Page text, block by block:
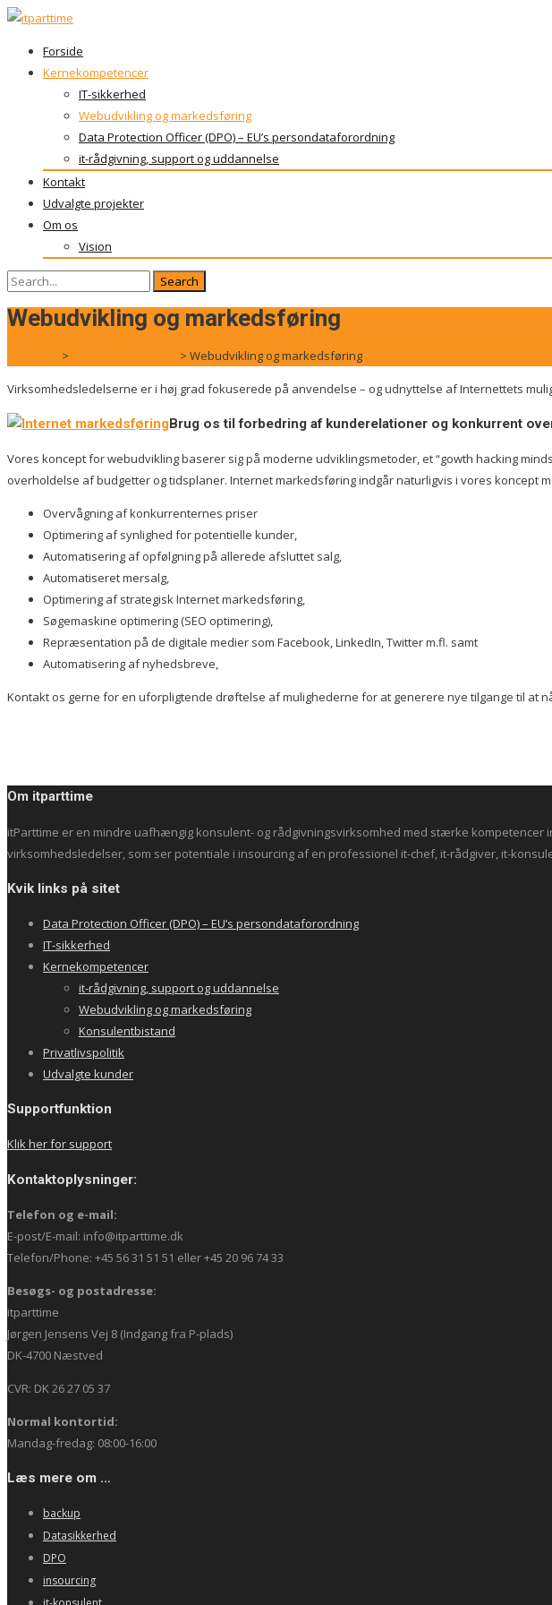
Skip
Forside
Kernekompetencer
IT-sikkerhed
Webudvikling og markedsføring
Data Protection Officer (DPO) – EU’s persondataforordning
it-rådgivning, support og uddannelse
Kontakt
Udvalgte projekter
Om os
Vision
Search
Webudvikling og markedsføring
> > Webudvikling og markedsføring
Virksomhedsledelserne er i høj grad fokuserede på anvendelse – og udnyttelse af Internettets
Brug os til forbedring af kunderelationer og konkurrent
Vores koncept for webudvikling baserer sig på moderne udviklingsmetoder, et “gowth hacking
overholdelse af budgetter og tidsplaner. Internet markedsføring indgår naturligvis i vores koncept
Overvågning af konkurrenternes priser
Optimering af synlighed for potentielle kunder,
Automatisering af opfølgning på allerede afsluttet salg,
Automatiseret mersalg,
Optimering af strategisk Internet markedsføring,
Søgemaskine optimering (SEO optimering),
Repræsentation på de digitale medier som Facebook, LinkedIn, Twitter m.fl. samt
Automatisering af nyhedsbreve,
Kontakt os gerne for en uforpligtende drøftelse af mulighederne for at generere nye tilgange til at
Om itparttime
itParttime er en mindre uafhængig konsulent- og rådgivningsvirksomhed med stærke
virksomhedsledelser, som ser potentiale i insourcing af en professionel it-chef, it-rådgiver, it-
Kvik links på sitet
Data Protection Officer (DPO) – EU’s persondataforordning
IT-sikkerhed
Kernekompetencer
it-rådgivning, support og uddannelse
Webudvikling og markedsføring
Konsulentbistand
Privatlivspolitik
Udvalgte kunder
Supportfunktion
Klik her for support
Kontaktoplysninger:
Telefon og e-mail:
E-post/E-mail: info@itparttime.dk
Telefon/Phone: +45 56 31 51 51 eller +45 20 96 74 33
Besøgs- og postadresse:
itparttime
Jørgen Jensens Vej 8 (Indgang fra P-plads)
DK-4700 Næstved
CVR: DK 26 27 05 37
Normal kontortid:
Mandag-fredag: 08:00-16:00
Læs mere om …
backup
Datasikkerhed
DPO
insourcing